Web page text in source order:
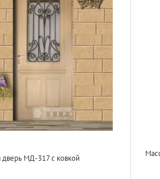
дверь МД-317 с ковкой